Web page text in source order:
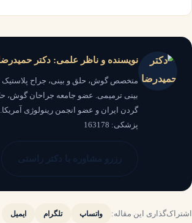
نویسنده و ناظر علمی: دکتر
متخصص گوش، حلق و بینی، جراح
بینی ترمیمی. عضو جامعه جراحان گوش،
گردن ایران و عضو انجمن رینولوژی
پزشکی: 163178
رزرو مشاوره با دکتر راستی
اشتراک‌گذاری این مقاله: واتساپ تلگرام ایمیل